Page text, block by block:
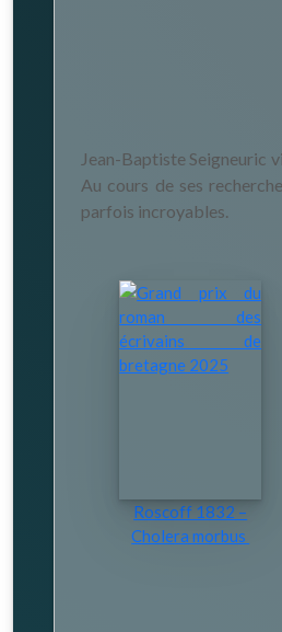
Jean-Baptiste Seigneuric
Au cours de ses
parfois incroyables.
Roscoff 1832 –
Cholera morbus